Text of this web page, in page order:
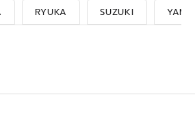
RYUKA SUZUKI